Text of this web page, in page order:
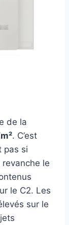
de la
. C’est
pas si
revanche le
le C2. Les
sur le